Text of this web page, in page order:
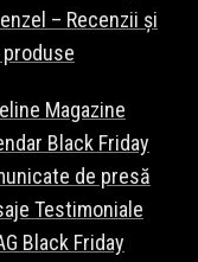
– Recenzii și
produse
Magazine
Black Friday
de presă
Testimoniale
Black Friday